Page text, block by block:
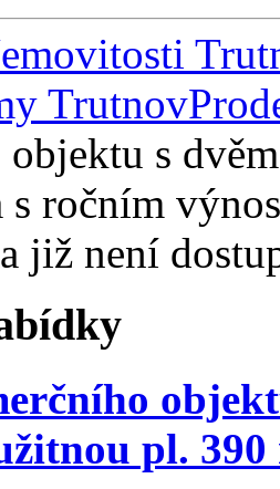
Trutnov
s
s ročním
již není
pl.